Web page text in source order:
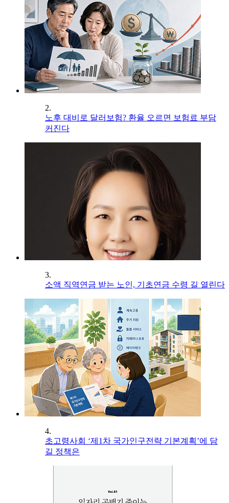
2.
노후 대비로 달러보험? 환율 오르면 보험료 부담
커진다
3.
소액 직역연금 받는 노인, 기초연금 수령 길 열린다
4.
초고령사회 ‘제1차 국가인구전략 기본계획’에 담
길 정책은